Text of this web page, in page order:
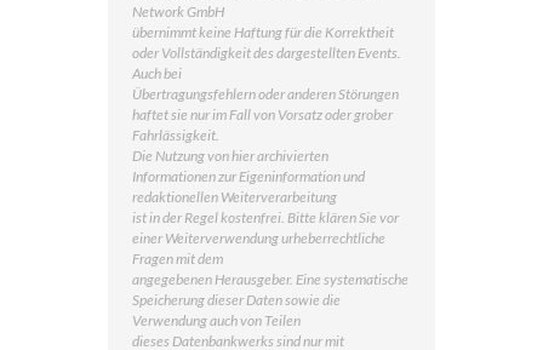
Network GmbH
übernimmt keine Haftung für die Korrektheit
oder Vollständigkeit des dargestellten Events.
Auch bei
Übertragungsfehlern oder anderen Störungen
haftet sie nur im Fall von Vorsatz oder grober
Fahrlässigkeit.
Die Nutzung von hier archivierten
Informationen zur Eigeninformation und
redaktionellen Weiterverarbeitung
ist in der Regel kostenfrei. Bitte klären Sie vor
einer Weiterverwendung urheberrechtliche
Fragen mit dem
angegebenen Herausgeber. Eine systematische
Speicherung dieser Daten sowie die
Verwendung auch von Teilen
dieses Datenbankwerks sind nur mit